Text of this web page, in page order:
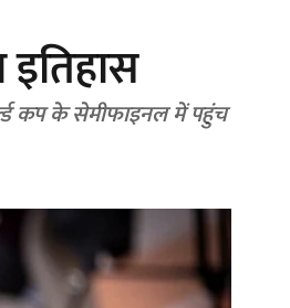
कप के सेमीफाइनल में पहुंच